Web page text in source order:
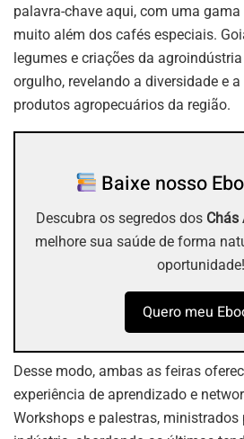
palavra-chave aqui, com uma
muito além dos cafés especiais.
legumes e criações da
orgulho, revelando a diversidade e
produtos agropecuários da região.
Baixe nosso
Descubra os segredos dos Chás
melhore sua saúde de forma
oportunidade!
Quero meu
Desse modo, ambas as feiras
experiência de aprendizado e
Workshops e palestras,